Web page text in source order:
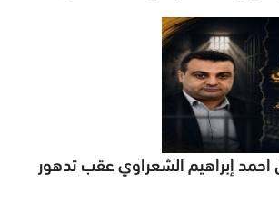
إبراهيم الشعراوي عقب تدهور